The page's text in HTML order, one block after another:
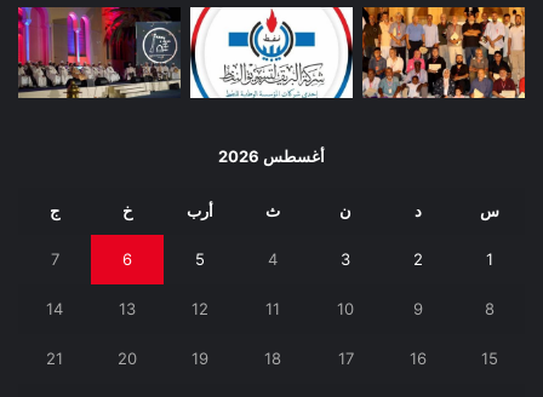
أغسطس 2026
س د ن ث أرب خ ج
1
2
3
4
5
6
7
8
9
10
11
12
13
14
15
16
17
18
19
20
21